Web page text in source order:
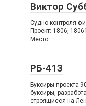
Виктор
Судно контроля
Проект: 1806,
Место
РБ-413
Буксиры проекта
буксиры,
строящиеся на